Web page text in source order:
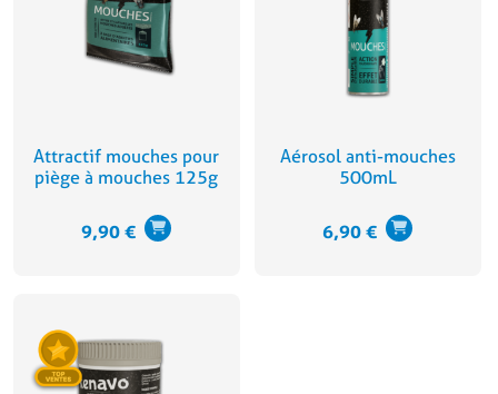
Attractif mouches pour
piège à mouches 125g
9,90€
Aérosol anti-mouches
500mL
6,90€